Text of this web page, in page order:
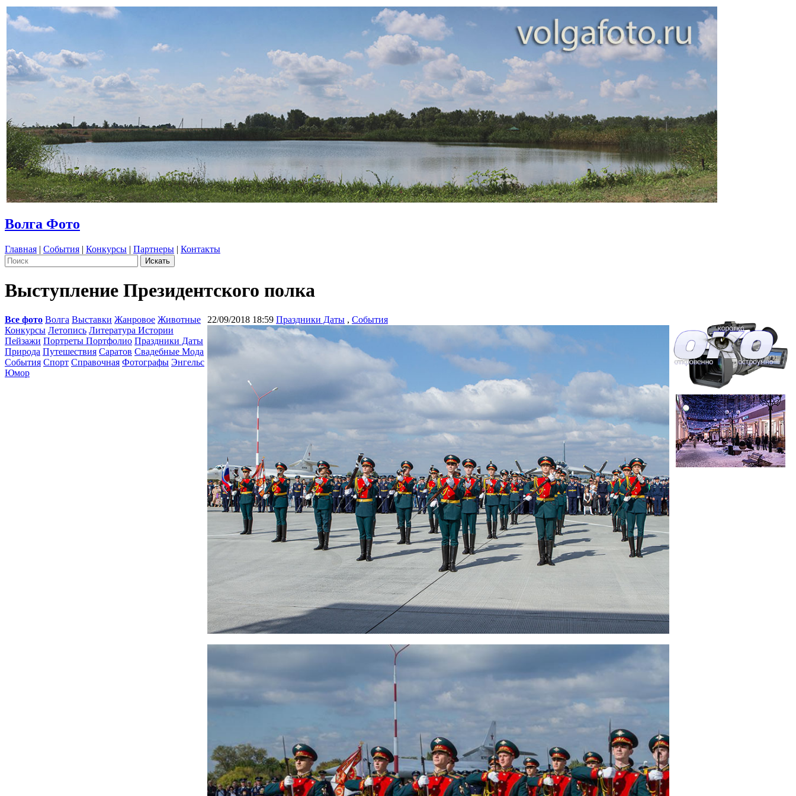
Волга Фото
Главная | События | Конкурсы | Партнеры | Контакты
Выступление Президентского полка
Все фото Волга Выставки Жанровое Животные
Конкурсы Летопись Литература Истории
Пейзажи Портреты Портфолио Праздники Даты
Природа Путешествия Саратов Свадебные Мода
События Спорт Справочная Фотографы Энгельс
Юмор
22/09/2018 18:59 Праздники Даты , События